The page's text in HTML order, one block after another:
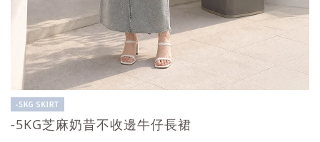
-5KG芝麻奶昔不收邊牛仔長裙